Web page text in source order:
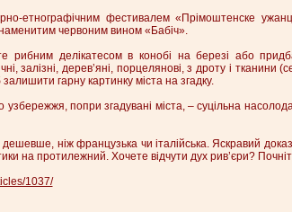
етнографічним фестивалем «Прімоштенске
червоним вином «Бабіч».
рибним делікатесом в конобі на березі або
залізні, дерев’яні, порцелянові, з дроту і тканини
гарну картинку міста на згадку.
попри згадувані міста, – суцільна
ніж французька чи італійська. Яскравий
на протилежний. Хочете відчути дух рив’єри?
1037/